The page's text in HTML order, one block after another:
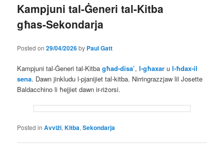
Kampjuni tal-Ġeneri tal-Kitba
għas-Sekondarja
Posted on29/04/2026by Paul Gatt
Kampjuni tal-Ġeneri tal-Kitbagħad-disa’,l-għaxar u l-ħdax-il
sena. Dawn jinkludu l-pjanijiet tal-kitba. Nirringrazzjaw lil Josette
Baldacchino li ħejjiet dawn ir-riżorsi.
Posted in Avviżi,Kitba,Sekondarja